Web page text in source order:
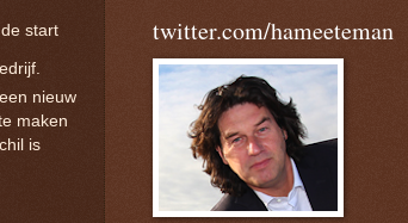
start
nieuw
maken
is
twitter.com/hameeteman